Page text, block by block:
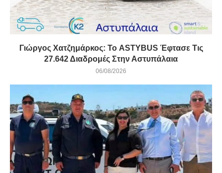
Γιώργος Χατζημάρκος: Το ASTYBUS Έφτασε Τις
27.642 Διαδρομές Στην Αστυπάλαια
06/08/2026